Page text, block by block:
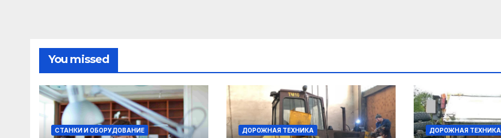
You missed
СТАНКИ И ОБОРУДОВАНИЕ ДОРОЖНАЯ ТЕХНИКА ДОРОЖНАЯ ТЕХНИКА